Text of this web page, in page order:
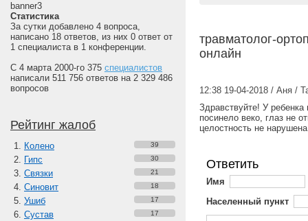
banner3
Статистика
За сутки добавлено 4 вопроса,
написано 18 ответов, из них 0 ответ от
1 специалиста в 1 конференции.
С 4 марта 2000-го 375 специалистов
написали 511 756 ответов на 2 329 486
вопросов
Рейтинг жалоб
Колено 39
Гипс 30
Связки 21
Синовит 18
Ушиб 17
Сустав 17
травматолог-
онлайн
12:38 19-04-2018 / Аня /
Здравствуйте! У
посинело веко, глаз не
целостность не
Ответить
Имя
Населенный пункт